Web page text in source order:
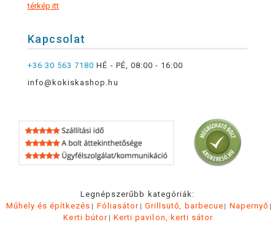
térkép itt
Kapcsolat
+36 30 563 7180 HÉ - PÉ, 08:00 - 16:00
info@kokiskashop.hu
Legnépszerűbb kategóriák:
Műhely és építkezés
Fóliasátor Grillsütő, barbecue
Napernyő
Kerti bútor
Kerti pavilon, kerti sátor